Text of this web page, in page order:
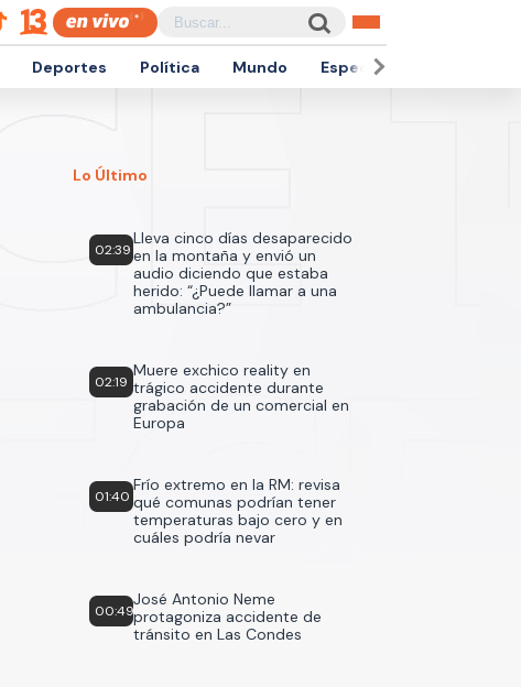
Deportes Política Mundo Espectáculos
Lo Último
02:39
Lleva cinco días desaparecido
en la montaña y envió un
audio diciendo que estaba
herido: “¿Puede llamar a una
ambulancia?”
02:19
Muere exchico reality en
trágico accidente durante
grabación de un comercial en
Europa
01:40
Frío extremo en la RM: revisa
qué comunas podrían tener
temperaturas bajo cero y en
cuáles podría nevar
00:49
José Antonio Neme
protagoniza accidente de
tránsito en Las Condes